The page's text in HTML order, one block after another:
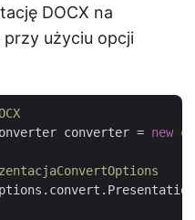
DOCX na
przy użyciu opcji
converter = new